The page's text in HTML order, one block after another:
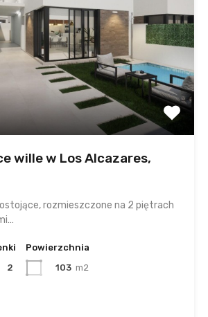
wille w Los Alcazares,
rozmieszczone na 2 piętrach
2
Powierzchnia
103 m2